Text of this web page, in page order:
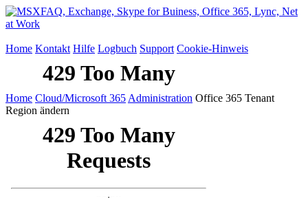
Home Kontakt Hilfe Logbuch Support Cookie-Hinweis
Home Cloud/Microsoft 365 Administration Office 365 Tenant
Region ändern